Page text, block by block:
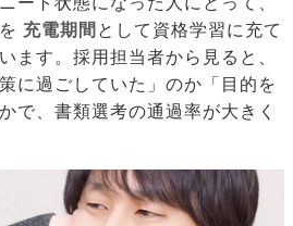
充電期間 として資格学習に充て
ます。採用担当者から見ると、
に過ごしていた」のか「目的を
で、書類選考の通過率が大きく